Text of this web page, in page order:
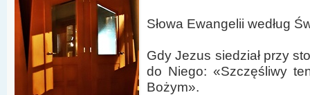
Słowa Ewangelii według
Gdy Jezus siedział przy
do Niego: «Szczęśliwy
Bożym».